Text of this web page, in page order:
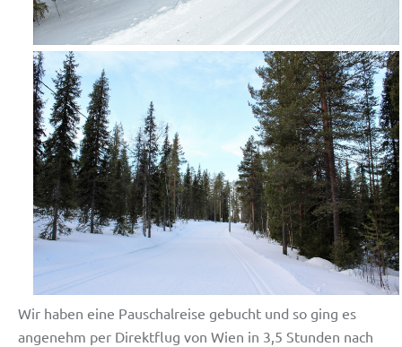
Wir haben eine Pauschalreise gebucht und so ging es
angenehm per Direktflug von Wien in 3,5 Stunden nach